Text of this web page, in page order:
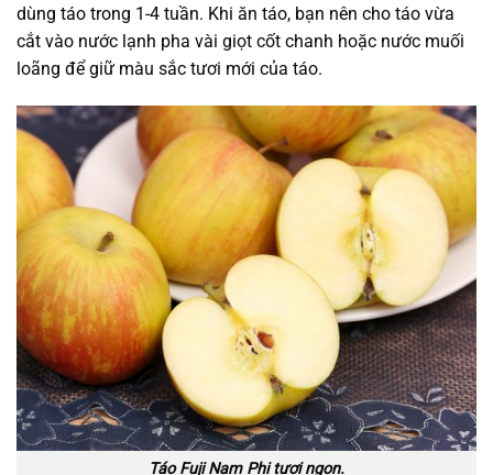
dùng táo trong 1-4 tuần. Khi ăn táo, bạn nên cho táo vừa
cắt vào nước lạnh pha vài giọt cốt chanh hoặc nước muối
loãng để giữ màu sắc tươi mới của táo.
Táo Fuji Nam Phi tươi ngon.